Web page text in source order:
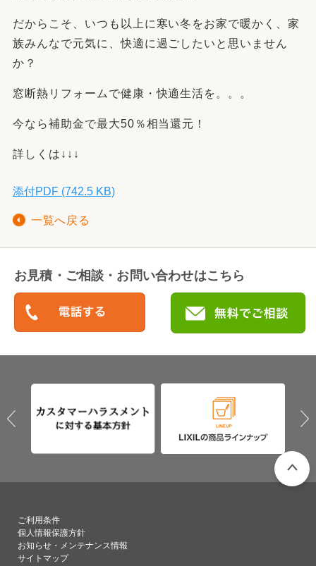
だからこそ、いつも以上に寒い冬をお家で暖かく、家
族みんなで元気に、快適に過ごしたいと思いません
か？
窓断熱リフォームで健康・快適生活を。。。
今なら補助金で最大50％相当還元！
詳しくは↓↓↓
添付PDF (742.5 KB)
一覧へ戻る
お見積・ご相談・お問い合わせはこちら
ご利用条件
個人情報保護方針
お知らせ・メンテナンス情報
サイトマップ